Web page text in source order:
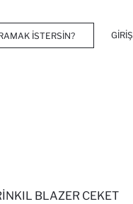
GIRIŞ
BLAZER CEKET